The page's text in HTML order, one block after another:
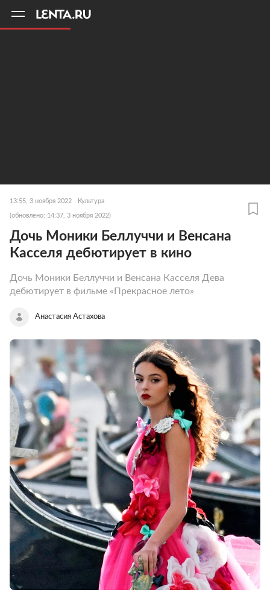
13:55, 3 ноября 2022 Культура
(обновлено: 14:37, 3 ноября 2022)
Дочь Моники Беллуччи и Венсана
Касселя дебютирует в кино
Дочь Моники Беллуччи и Венсана Касселя Дева
дебютирует в фильме «Прекрасное лето»
Анастасия Астахова